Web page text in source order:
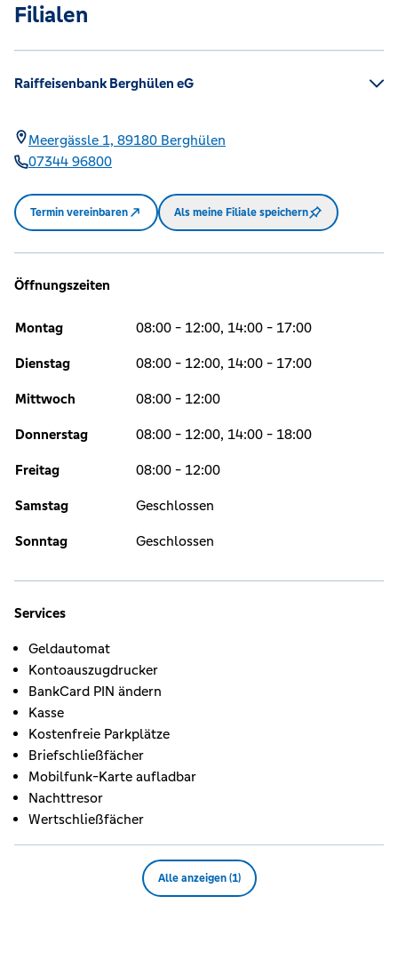
Filialen
Raiffeisenbank Berghülen eG
Meergässle 1, 89180 Berghülen
07344 96800
Termin vereinbaren Als meine Filiale speichern
Öffnungszeiten
Montag 08:00 - 12:00, 14:00 - 17:00
Dienstag 08:00 - 12:00, 14:00 - 17:00
Mittwoch 08:00 - 12:00
Donnerstag 08:00 - 12:00, 14:00 - 18:00
Freitag 08:00 - 12:00
Samstag Geschlossen
Sonntag Geschlossen
Services
Geldautomat
Kontoauszugdrucker
BankCard PIN ändern
Kasse
Kostenfreie Parkplätze
Briefschließfächer
Mobilfunk-Karte aufladbar
Nachttresor
Wertschließfächer
Alle anzeigen (1)